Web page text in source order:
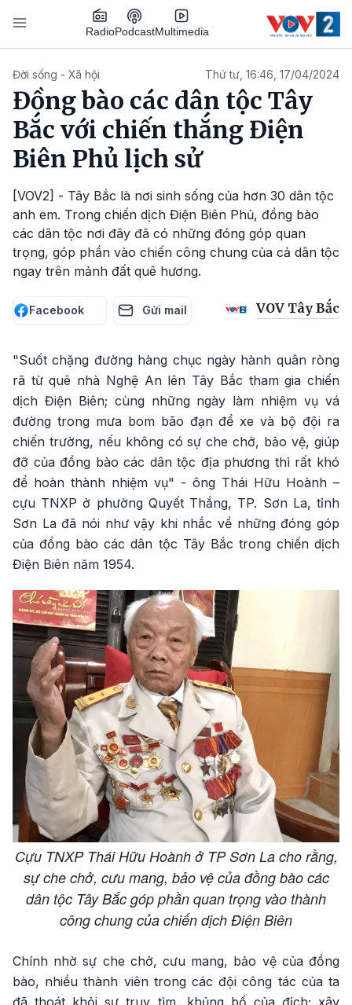
Nhảy đến nội dung
RadioPodcastMultimedia
Đời sống - Xã hội Thứ tư, 16:46, 17/04/2024
Đồng bào các dân tộc Tây
Bắc với chiến thắng Điện
Biên Phủ lịch sử
[VOV2] - Tây Bắc là nơi sinh sống của hơn 30 dân tộc
anh em. Trong chiến dịch Điện Biên Phủ, đồng bào
các dân tộc nơi đây đã có những đóng góp quan
trọng, góp phần vào chiến công chung của cả dân tộc
ngay trên mảnh đất quê hương.
Facebook Gửi mail VOV Tây Bắc
"Suốt chặng đường hàng chục ngày hành quân ròng
rã từ quê nhà Nghệ An lên Tây Bắc tham gia chiến
dịch Điện Biên; cùng những ngày làm nhiệm vụ vá
đường trong mưa bom bão đạn để xe và bộ đội ra
chiến trường, nếu không có sự che chở, bảo vệ, giúp
đỡ của đồng bào các dân tộc địa phương thì rất khó
để hoàn thành nhiệm vụ" - ông Thái Hữu Hoành –
cựu TNXP ở phường Quyết Thắng, TP. Sơn La, tỉnh
Sơn La đã nói như vậy khi nhắc về những đóng góp
của đồng bào các dân tộc Tây Bắc trong chiến dịch
Điện Biên năm 1954.
Cựu TNXP Thái Hữu Hoành ở TP Sơn La cho rằng,
sự che chở, cưu mang, bảo vệ của đồng bào các
dân tộc Tây Bắc góp phần quan trọng vào thành
công chung của chiến dịch Điện Biên
Chính nhờ sự che chở, cưu mang, bảo vệ của đồng
bào, nhiều thành viên trong các đội công tác của ta
đã thoát khỏi sự truy tìm, khủng bố của địch; xây